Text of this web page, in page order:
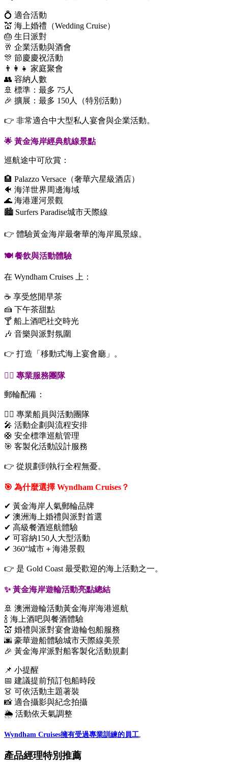
💍 適合活動
💒 海上婚禮（Wedding Cruise）
🎂 生日派對
🥂 企業活動與酒會
🎊 節慶慶祝活動
👨‍👩‍👧 家庭聚會
👥 容納人數
🚢 標準：最多 75人
🎉 擴展：最多 150人（特別活動）
👉 非常適合中大型私人宴會與企業活動。
🌟 黃金海岸經典航線景點
巡航途中可欣賞：
🏨 Palazzo Versace（奢華六星級酒店）
🐠 海洋世界周邊海域
🌊 海港運河景觀
🏙️ Surfers Paradise城市天際線
👉 體驗黃金海岸最奢華的海岸風景線。
🍽️ 餐飲與活動體驗
在 Wyndham Cruises 上：
☕ 享受悠閒早茶
🍰 下午茶甜點
🍸 船上酒吧社交時光
🎶 音樂與派對氛圍
👉 打造「移動式海上宴會廳」。
🧑‍✈️ 專業服務團隊
郵輪配備：
👨‍✈️ 專業船員與活動團隊
🎤 活動企劃與流程安排
🛟 安全標準巡航管理
🎯 客製化活動設計服務
👉 從規劃到執行全程無憂。
🎯 為什麼選擇 Wyndham Cruises？
✔ 黃金海岸人氣郵輪品牌
✔ 澳洲海上婚禮與派對首選
✔ 高級餐酒巡航體驗
✔ 可容納150人大型活動
✔ 360°城市＋海港景觀
👉 是 Gold Coast 最受歡迎的海上活動之一。
✨黃金海岸遊輪活動亮點總結
🚢 澳洲遊輪活動黃金海岸海港巡航
🍾 海上酒吧與餐酒體驗
💒 婚禮與派對宴會遊輪包船服務
🌆 豪華遊船體驗城市天際線美景
🎉 黃金海岸派對船客製化活動規劃
📌 小提醒
📅 建議提前預訂包船時段
👗 可依活動主題著裝
📸 適合攝影與紀念拍攝
🌦️ 活動依天氣調整
Wyndham Cruises擁有受過專業訓練的員工,
產品經理特別推薦